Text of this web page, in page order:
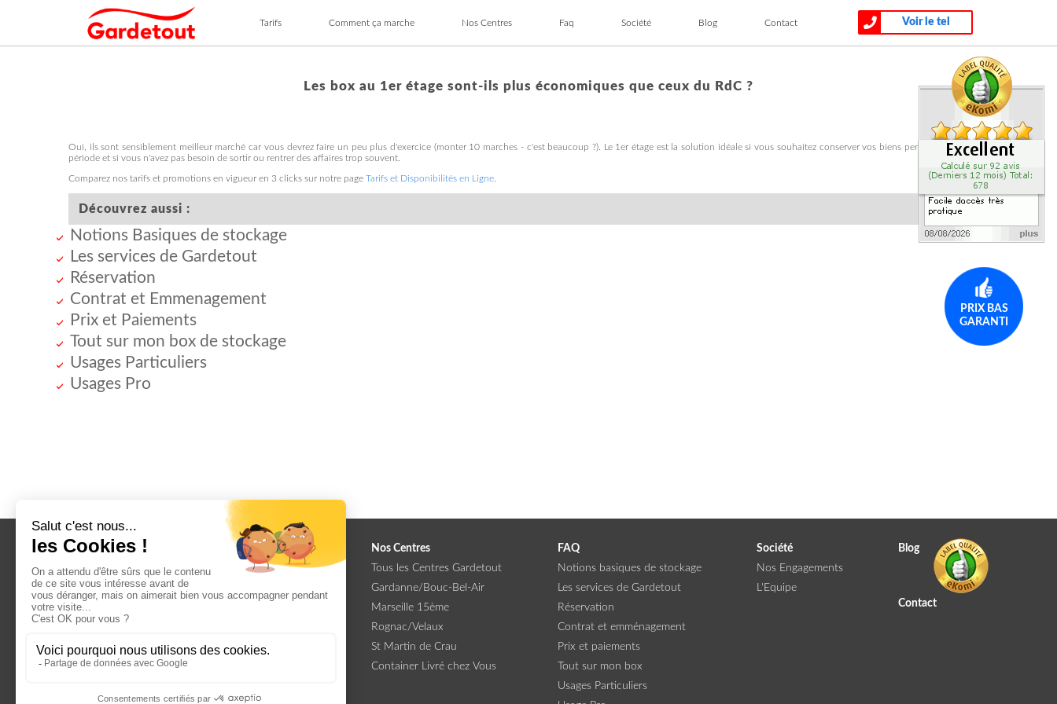
Tarifs Comment ça marche Nos Centres Faq Société Blog Contact Voir le tel
Les box au 1er étage sont-ils plus économiques que ceux du RdC ?
Oui, ils sont sensiblement meilleur marché car vous devrez faire un peu plus d'exercice (monter 10 marches - c'est beaucoup ?). Le 1er étage est la solution idéale si vous souhaitez conserver vos biens pendant une longue
période et si vous n'avez pas besoin de sortir ou rentrer des affaires trop souvent.
Comparez nos tarifs et promotions en vigueur en 3 clicks sur notre page Tarifs et Disponibilités en Ligne
Découvrez aussi :
Notions Basiques de stockage
Les services de Gardetout
Réservation
Contrat et Emmenagement
Prix et Paiements
Tout sur mon box de stockage
Usages Particuliers
Usages Pro
Tarifs
Comment ça marche ?
Dans un Centre Gardetout
Pour un Container Livré chez Vous
Nos Centres
Tous les Centres Gardetout
Gardanne/Bouc-Bel-Air
Marseille 15ème
Rognac/Velaux
St Martin de Crau
Container Livré chez Vous
FAQ
Notions basiques de stockage
Les services de Gardetout
Réservation
Contrat et emménagement
Prix et paiements
Tout sur mon box
Usages Particuliers
Société
Nos Engagements
L'Equipe
Blog
Contact
PRIX BAS
GARANTI